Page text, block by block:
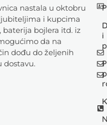
nastala u oktobru
i kupcima
bojlera itd. iz
da na
dođu do željenih
dostavu.
i